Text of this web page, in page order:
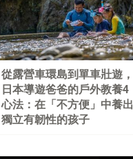
從露營車環島到單車壯遊，
日本導遊爸爸的戶外教養4
心法：在「不方便」中養出
獨立有韌性的孩子